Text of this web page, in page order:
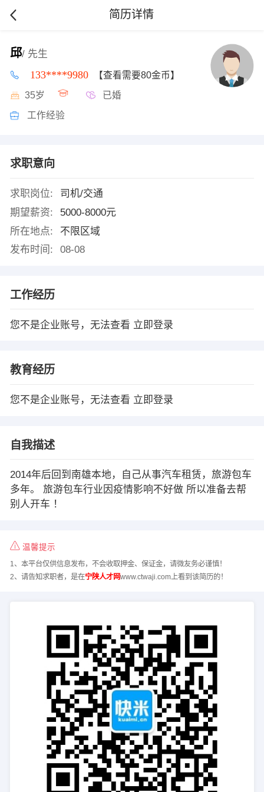
简历详情
邱/ 先生
133****9980 【查看需要80金币】
35岁 已婚
工作经验
求职意向
求职岗位:
司机/交通
期望薪资:
5000-8000元
所在地点:
不限区域
发布时间:
08-08
工作经历
您不是企业账号，无法查看 立即登录
教育经历
您不是企业账号，无法查看 立即登录
自我描述
2014年后回到南雄本地，自己从事汽车租赁，旅游包车
多年。 旅游包车行业因疫情影响不好做 所以准备去帮
别人开车 ！
温馨提示
1、本平台仅供信息发布，不会收取押金、保证金，请微友务必谨慎！
2、请告知求职者，是在宁陕人才网www.ctwaji.com上看到该简历的！